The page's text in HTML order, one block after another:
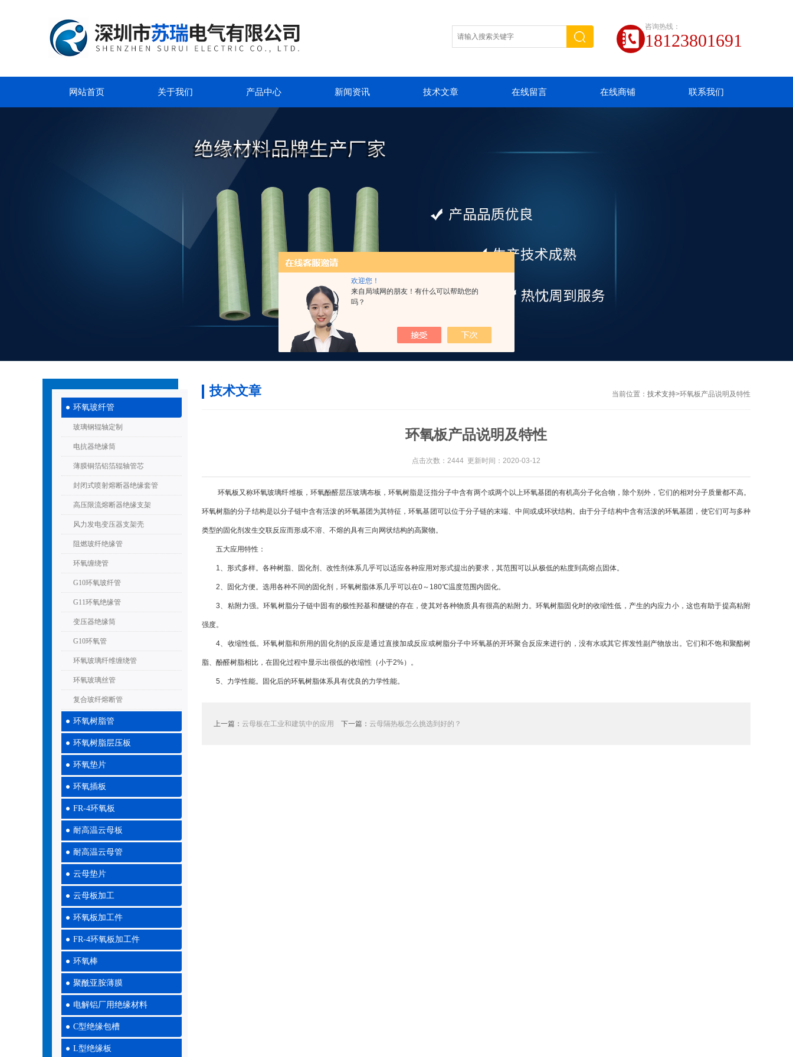
欢迎您！
来自局域网的朋友！有什么可以帮助您的
吗？
咨询热线：
18123801691
网站首页 关于我们 产品中心 新闻资讯 技术文章 在线留言 在线商铺 联系我们
环氧玻纤管
玻璃钢辊轴定制
电抗器绝缘筒
薄膜铜箔铝箔辊轴管芯
封闭式喷射熔断器绝缘套管
高压限流熔断器绝缘支架
风力发电变压器支架壳
阻燃玻纤绝缘管
环氧缠绕管
G10环氧玻纤管
G11环氧绝缘管
变压器绝缘筒
G10环氧管
环氧玻璃纤维缠绕管
环氧玻璃丝管
复合玻纤熔断管
环氧树脂管
环氧树脂层压板
环氧垫片
环氧插板
FR-4环氧板
耐高温云母板
耐高温云母管
云母垫片
云母板加工
环氧板加工件
FR-4环氧板加工件
环氧棒
聚酰亚胺薄膜
电解铝厂用绝缘材料
C型绝缘包槽
L型绝缘板
当前位置： 技术支持>环氧板产品说明及特性
技术文章
环氧板产品说明及特性
点击次数：2444 更新时间：2020-03-12
环氧板又称环氧玻璃纤维板，环氧酚醛层压玻璃布板，环氧树脂是泛指分子中含有两个或两个以上环氧基团的有机高分子化合物，除个别外，它们的相对分子质量都不高。
环氧树脂的分子结构是以分子链中含有活泼的环氧基团为其特征，环氧基团可以位于分子链的末端、中间或成环状结构。由于分子结构中含有活泼的环氧基团，使它们可与多种
类型的固化剂发生交联反应而形成不溶、不熔的具有三向网状结构的高聚物。
五大应用特性：
1、形式多样。各种树脂、固化剂、改性剂体系几乎可以适应各种应用对形式提出的要求，其范围可以从极低的粘度到高熔点固体。
2、固化方便。选用各种不同的固化剂，环氧树脂体系几乎可以在0～180℃温度范围内固化。
3、粘附力强。环氧树脂分子链中固有的极性羟基和醚键的存在，使其对各种物质具有很高的粘附力。环氧树脂固化时的收缩性低，产生的内应力小，这也有助于提高粘附
强度。
4、收缩性低。环氧树脂和所用的固化剂的反应是通过直接加成反应或树脂分子中环氧基的开环聚合反应来进行的，没有水或其它挥发性副产物放出。它们和不饱和聚酯树
脂、酚醛树脂相比，在固化过程中显示出很低的收缩性（小于2%）。
5、力学性能。固化后的环氧树脂体系具有优良的力学性能。
上一篇： 云母板在工业和建筑中的应用 下一篇： 云母隔热板怎么挑选到好的？